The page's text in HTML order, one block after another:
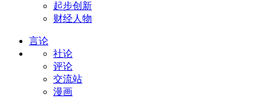
起步创新
财经人物
言论
社论
评论
交流站
漫画